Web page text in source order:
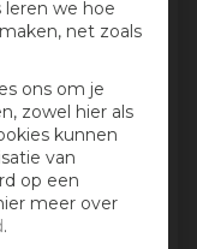
leren we hoe
net zoals
ons om je
zowel hier als
kunnen
van
op een
meer over
.